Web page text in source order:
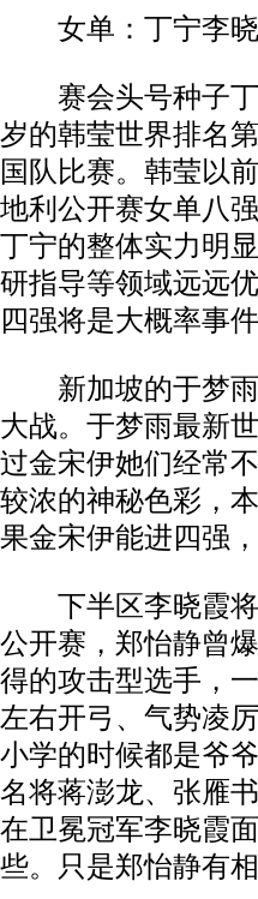
女单：丁宁李晓
赛会头号种子丁
岁的韩莹世界排名
国队比赛。韩莹以
地利公开赛女单八
丁宁的整体实力明
研指导等领域远远
四强将是大概率事件
新加坡的于梦雨
大战。于梦雨最新
过金宋伊她们经常
较浓的神秘色彩，
果金宋伊能进四强
下半区李晓霞将
公开赛，郑怡静曾
得的攻击型选手，
左右开弓、气势凌
小学的时候都是爷
名将蒋澎龙、张雁
在卫冕冠军李晓霞
些。只是郑怡静有